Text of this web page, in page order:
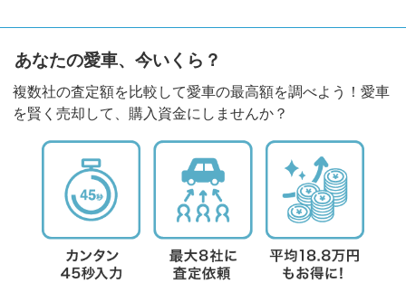
あなたの愛車、今いくら？
複数社の査定額を比較して愛車の最高額を調べよう！愛車
を賢く売却して、購入資金にしませんか？